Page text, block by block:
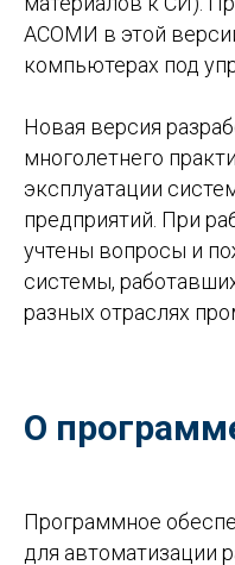
АСОМИ в этой
компьютерах под
Новая версия
многолетнего
эксплуатации
предприятий. При
учтены вопросы и
системы,
разных отраслях
О
Программное
для автоматизации